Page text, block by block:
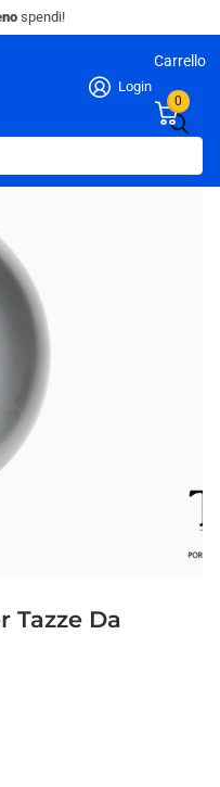
spendi!
Login
Carrello
0
Tazze Da